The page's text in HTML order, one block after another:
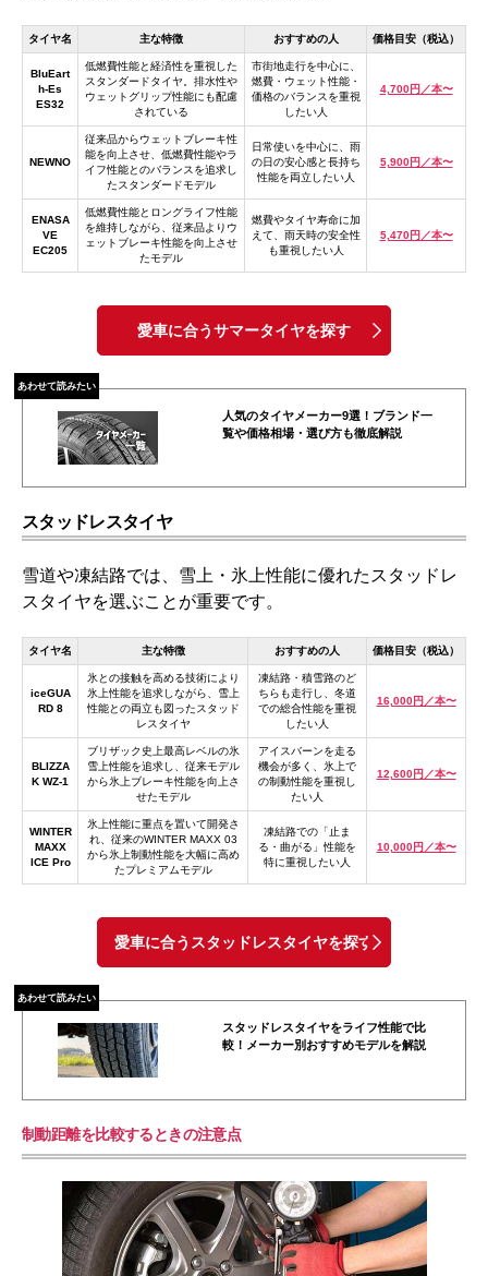
タイヤ名 主な特徴 おすすめの人 価格目安（税込）
BluEart
h-Es
ES32
低燃費性能と経済性を重視した
スタンダードタイヤ。排水性や
ウェットグリップ性能にも配慮
されている
市街地走行を中心に、
燃費・ウェット性能・
価格のバランスを重視
したい人
4,700円／本〜
NEWNO
従来品からウェットブレーキ性
能を向上させ、低燃費性能やラ
イフ性能とのバランスを追求し
たスタンダードモデル
日常使いを中心に、雨
の日の安心感と長持ち
性能を両立したい人
5,900円／本〜
ENASA
VE
EC205
低燃費性能とロングライフ性能
を維持しながら、従来品よりウ
ェットブレーキ性能を向上させ
たモデル
燃費やタイヤ寿命に加
えて、雨天時の安全性
も重視したい人
5,470円／本〜
愛車に合うサマータイヤを探す
あわせて読みたい
人気のタイヤメーカー9選！ブランド一
覧や価格相場・選び方も徹底解説
スタッドレスタイヤ
雪道や凍結路では、雪上・氷上性能に優れたスタッドレ
スタイヤを選ぶことが重要です。
タイヤ名 主な特徴 おすすめの人 価格目安（税込）
iceGUA
RD 8
氷との接触を高める技術により
氷上性能を追求しながら、雪上
性能との両立も図ったスタッド
レスタイヤ
凍結路・積雪路のど
ちらも走行し、冬道
での総合性能を重視
したい人
16,000円／本〜
BLIZZA
K WZ-1
ブリザック史上最高レベルの氷
雪上性能を追求し、従来モデル
から氷上ブレーキ性能を向上さ
せたモデル
アイスバーンを走る
機会が多く、氷上で
の制動性能を重視し
たい人
12,600円／本〜
WINTER
MAXX
ICE Pro
氷上性能に重点を置いて開発さ
れ、従来のWINTER MAXX 03
から氷上制動性能を大幅に高め
たプレミアムモデル
凍結路での「止ま
る・曲がる」性能を
特に重視したい人
10,000円／本〜
愛車に合うスタッドレスタイヤを探す
あわせて読みたい
スタッドレスタイヤをライフ性能で比
較！メーカー別おすすめモデルを解説
制動距離を比較するときの注意点